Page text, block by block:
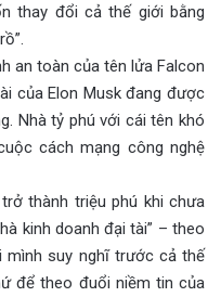
thay đổi cả thế giới bằng
an toàn của tên lửa Falcon
của Elon Musk đang được
Nhà tỷ phú với cái tên khó
cách mạng công nghệ
thành triệu phú khi chưa
kinh doanh đại tài” – theo
mình suy nghĩ trước cả thế
để theo đuổi niềm tin của